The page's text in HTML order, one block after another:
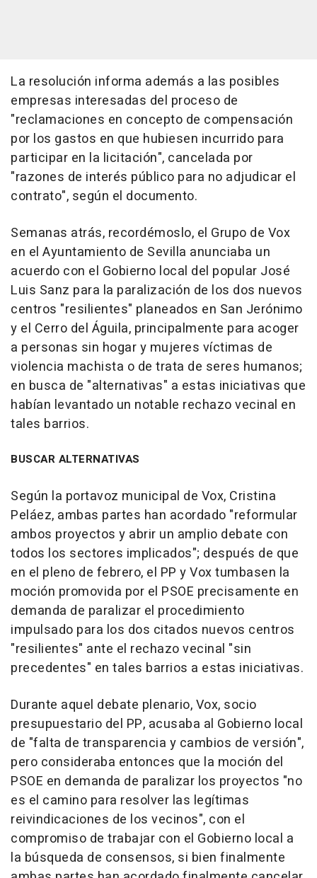
La resolución informa además a las posibles
empresas interesadas del proceso de
"reclamaciones en concepto de compensación
por los gastos en que hubiesen incurrido para
participar en la licitación", cancelada por
"razones de interés público para no adjudicar el
contrato", según el documento.
Semanas atrás, recordémoslo, el Grupo de Vox
en el Ayuntamiento de Sevilla anunciaba un
acuerdo con el Gobierno local del popular José
Luis Sanz para la paralización de los dos nuevos
centros "resilientes" planeados en San Jerónimo
y el Cerro del Águila, principalmente para acoger
a personas sin hogar y mujeres víctimas de
violencia machista o de trata de seres humanos;
en busca de "alternativas" a estas iniciativas que
habían levantado un notable rechazo vecinal en
tales barrios.
BUSCAR ALTERNATIVAS
Según la portavoz municipal de Vox, Cristina
Peláez, ambas partes han acordado "reformular
ambos proyectos y abrir un amplio debate con
todos los sectores implicados"; después de que
en el pleno de febrero, el PP y Vox tumbasen la
moción promovida por el PSOE precisamente en
demanda de paralizar el procedimiento
impulsado para los dos citados nuevos centros
"resilientes" ante el rechazo vecinal "sin
precedentes" en tales barrios a estas iniciativas.
Durante aquel debate plenario, Vox, socio
presupuestario del PP, acusaba al Gobierno local
de "falta de transparencia y cambios de versión",
pero consideraba entonces que la moción del
PSOE en demanda de paralizar los proyectos "no
es el camino para resolver las legítimas
reivindicaciones de los vecinos", con el
compromiso de trabajar con el Gobierno local a
la búsqueda de consensos, si bien finalmente